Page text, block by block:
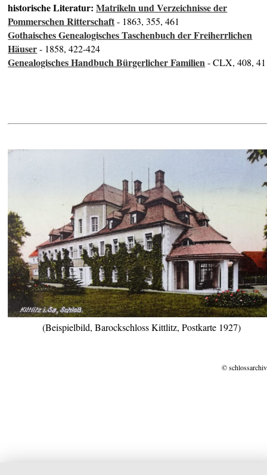
historische Literatur:Matrikeln und Verzeichnisse der
Pommerschen Ritterschaft- 1863, 355, 461
Gothaisches Genealogisches Taschenbuch der Freiherrlichen
Häuser- 1858, 422-424
Genealogisches Handbuch Bürgerlicher Familien- CLX, 408,
(Beispielbild, Barockschloss Kittlitz, Postkarte 1927)
©